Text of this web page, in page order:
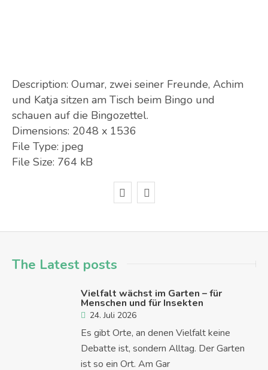
Description: Oumar, zwei seiner Freunde, Achim
und Katja sitzen am Tisch beim Bingo und
schauen auf die Bingozettel.
Dimensions: 2048 x 1536
File Type: jpeg
File Size: 764 kB
The Latest posts
Vielfalt wächst im Garten – für
Menschen und für Insekten
24. Juli 2026
Es gibt Orte, an denen Vielfalt keine
Debatte ist, sondern Alltag. Der Garten
ist so ein Ort. Am Gar